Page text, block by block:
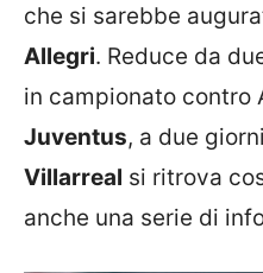
che si sarebbe
Allegri. Reduce da
in campionato contro
Juventus, a due
Villarreal si ritrova
anche una serie di